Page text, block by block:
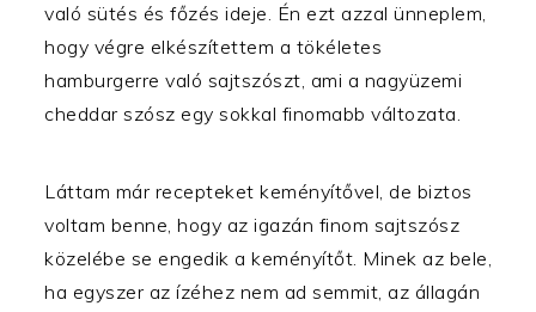
való sütés és főzés ideje. Én ezt azzal ünneplem,
hogy végre elkészítettem a tökéletes
hamburgerre való sajtszószt, ami a nagyüzemi
cheddar szósz egy sokkal finomabb változata.
Láttam már recepteket keményítővel, de biztos
voltam benne, hogy az igazán finom sajtszósz
közelébe se engedik a keményítőt. Minek az bele,
ha egyszer az ízéhez nem ad semmit, az állagán